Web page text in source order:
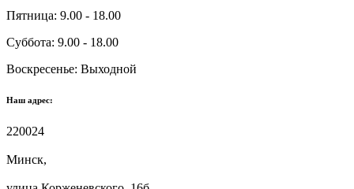
Пятница: 9.00 - 18.00
Суббота: 9.00 - 18.00
Воскресенье: Выходной
Наш адрес:
220024
Минск,